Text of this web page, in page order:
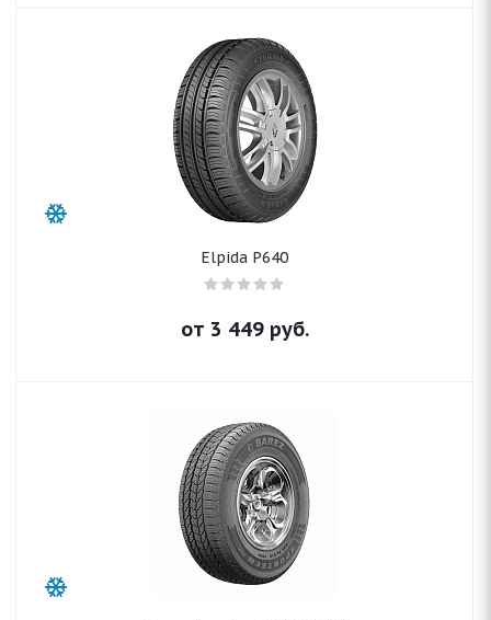
Elpida P640
от 3 449руб.